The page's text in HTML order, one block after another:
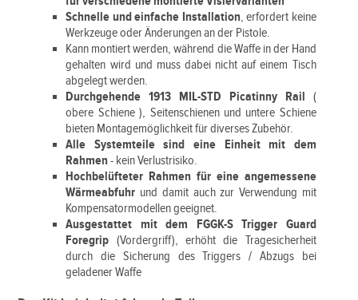
Schnelle und einfache Installation, erfordert keine
Werkzeuge oder Änderungen an der Pistole.
Kann montiert werden, während die Waffe in der Hand
gehalten wird und muss dabei nicht auf einem Tisch
abgelegt werden.
Durchgehende 1913 MIL-STD Picatinny Rail (
obere Schiene ), Seitenschienen und untere Schiene
bieten Montagemöglichkeit für diverses Zubehör.
Alle Systemteile sind eine Einheit mit dem
Rahmen- kein Verlustrisiko.
Hochbelüfteter Rahmen für eine angemessene
Wärmeabfuhr und damit auch zur Verwendung mit
Kompensatormodellen geeignet.
Ausgestattet mit dem FGGK-S Trigger Guard
Foregrip (Vordergriff), erhöht die Tragesicherheit
durch die Sicherung des Triggers / Abzugs bei
geladener Waffe